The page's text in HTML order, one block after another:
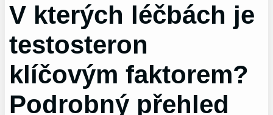
V kterých léčbách je
testosteron
klíčovým faktorem?
Podrobný přehled